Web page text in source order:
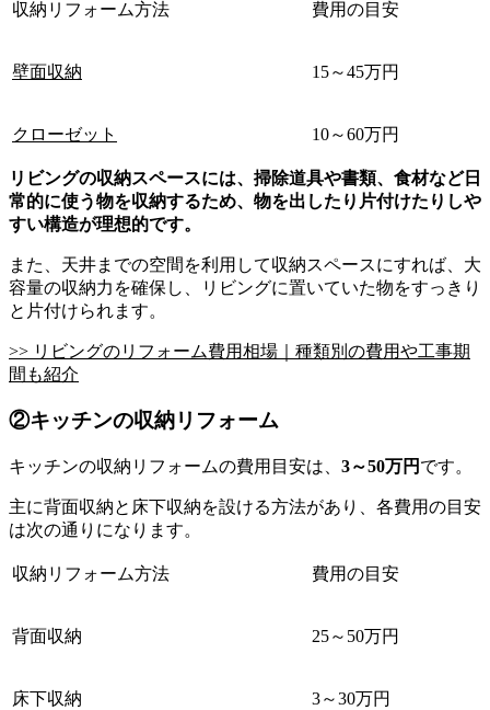
収納リフォーム方法 費用の目安
壁面収納 15～45万円
クローゼット 10～60万円
リビングの収納スペースには、掃除道具や書類、食材など日
常的に使う物を収納するため、物を出したり片付けたりしや
すい構造が理想的です。
また、天井までの空間を利用して収納スペースにすれば、大
容量の収納力を確保し、リビングに置いていた物をすっきり
と片付けられます。
>> リビングのリフォーム費用相場｜種類別の費用や工事期
間も紹介
②キッチンの収納リフォーム
キッチンの収納リフォームの費用目安は、 3～50万円 です。
主に背面収納と床下収納を設ける方法があり、各費用の目安
は次の通りになります。
収納リフォーム方法 費用の目安
背面収納 25～50万円
床下収納 3～30万円